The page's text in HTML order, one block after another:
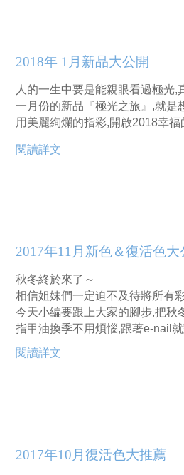
2018年 1月新品大公開
人的一生中要是能親眼看過極光,
一月份的新品『極光之旅』,就是
用美麗絢爛的指彩,開啟2018幸福
閱讀詳文
2017年11月新色＆復活色大
秋冬終於來了～
相信姐妹們一定迫不及待將所有
今天小編要跟上大家的腳步,把秋
指甲油換季不用煩惱,跟著e-nail就
閱讀詳文
2017年10月復活色大推薦